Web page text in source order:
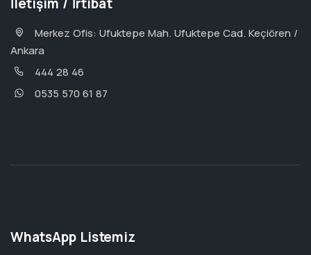
Merkez Ofis: Ufuktepe Mah. Ufuktepe Cad. Keçiören /
Ankara
444 28 46
0535 570 61 87
WhatsApp Listemiz